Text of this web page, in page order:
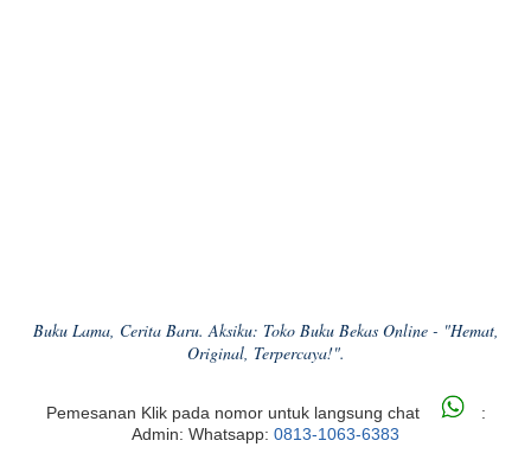
Buku Lama, Cerita Baru. Aksiku: Toko Buku Bekas Online - "Hemat,
Original, Terpercaya!".
Pemesanan Klik pada nomor untuk langsung chat
:
Admin: Whatsapp: 0813-1063-6383